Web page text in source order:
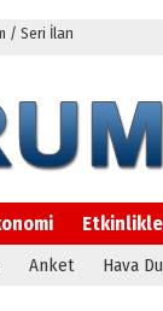
/ Seri İlan
Anket Hava